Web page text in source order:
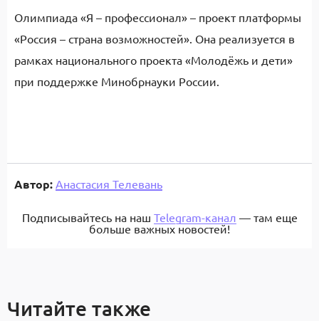
Олимпиада «Я – профессионал» – проект платформы
«Россия – страна возможностей». Она реализуется в
рамках национального проекта «Молодёжь и дети»
при поддержке Минобрнауки России.
Автор: Анастасия Телевань
Подписывайтесь на наш Telegram-канал — там еще
больше важных новостей!
Читайте также